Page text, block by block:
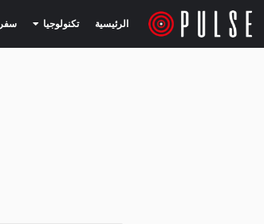
الرئيسية تكنولوجيا (current)